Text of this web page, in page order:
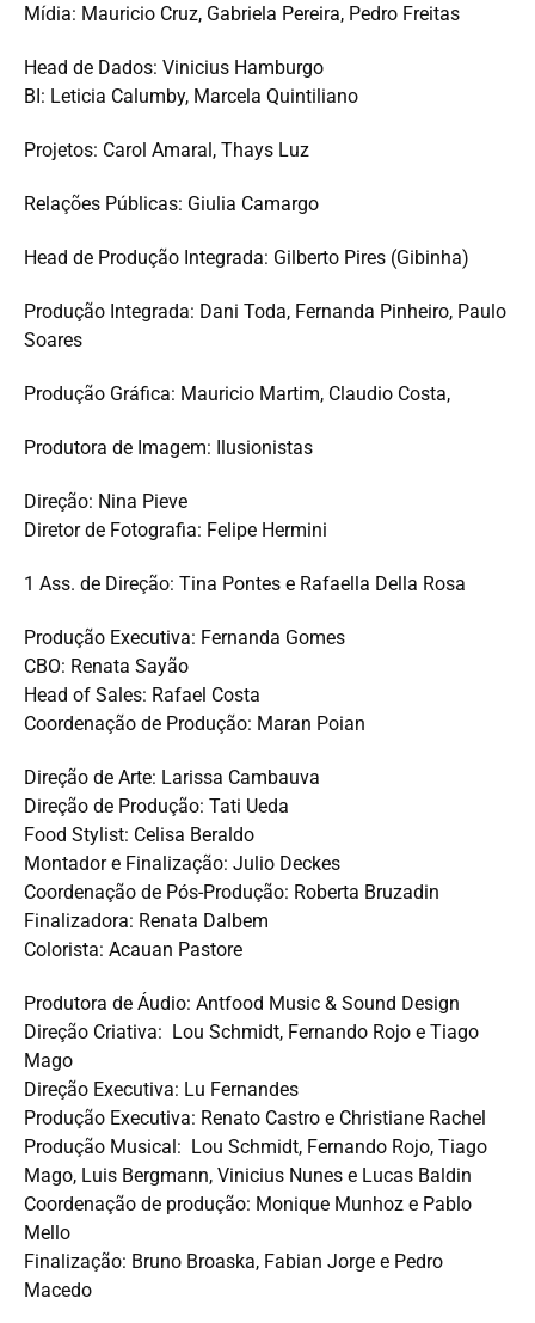
Mídia: Mauricio Cruz, Gabriela Pereira, Pedro Freitas
Head de Dados: Vinicius Hamburgo
BI: Leticia Calumby, Marcela Quintiliano
Projetos: Carol Amaral, Thays Luz
Relações Públicas: Giulia Camargo
Head de Produção Integrada: Gilberto Pires (Gibinha)
Produção Integrada: Dani Toda, Fernanda Pinheiro, Paulo
Soares
Produção Gráfica: Mauricio Martim, Claudio Costa,
Produtora de Imagem: Ilusionistas
Direção: Nina Pieve
Diretor de Fotografia: Felipe Hermini
1 Ass. de Direção: Tina Pontes e Rafaella Della Rosa
Produção Executiva: Fernanda Gomes
CBO: Renata Sayão
Head of Sales: Rafael Costa
Coordenação de Produção: Maran Poian
Direção de Arte: Larissa Cambauva
Direção de Produção: Tati Ueda
Food Stylist: Celisa Beraldo
Montador e Finalização: Julio Deckes
Coordenação de Pós-Produção: Roberta Bruzadin
Finalizadora: Renata Dalbem
Colorista: Acauan Pastore
Produtora de Áudio: Antfood Music & Sound Design
Direção Criativa: Lou Schmidt, Fernando Rojo e Tiago
Mago
Direção Executiva: Lu Fernandes
Produção Executiva: Renato Castro e Christiane Rachel
Produção Musical: Lou Schmidt, Fernando Rojo, Tiago
Mago, Luis Bergmann, Vinicius Nunes e Lucas Baldin
Coordenação de produção: Monique Munhoz e Pablo
Mello
Finalização: Bruno Broaska, Fabian Jorge e Pedro
Macedo